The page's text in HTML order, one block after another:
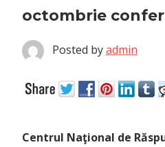
octombrie
Posted byadmin
Centrul Naţional de